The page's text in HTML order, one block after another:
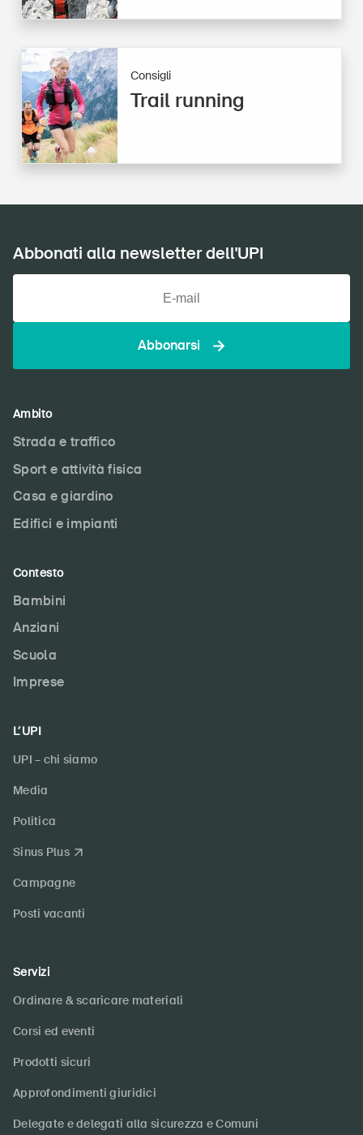
Consigli
Trail running
Abbonati alla newsletter dell'UPI
Abbonarsi
Ambito
Strada e traffico
Sport e attività fisica
Casa e giardino
Edifici e impianti
Contesto
Bambini
Anziani
Scuola
Imprese
L’UPI
UPI – chi siamo
Media
Politica
Sinus Plus
Campagne
Posti vacanti
Servizi
Ordinare & scaricare materiali
Corsi ed eventi
Prodotti sicuri
Approfondimenti giuridici
Delegate e delegati alla sicurezza e Comuni